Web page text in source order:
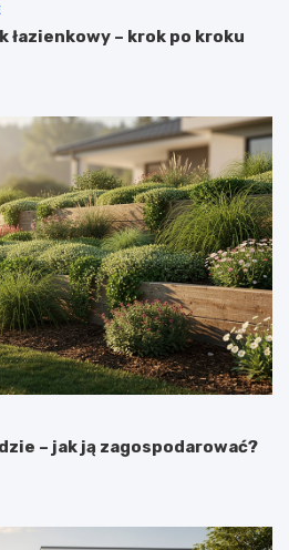
łazienkowy – krok po kroku
– jak ją zagospodarować?